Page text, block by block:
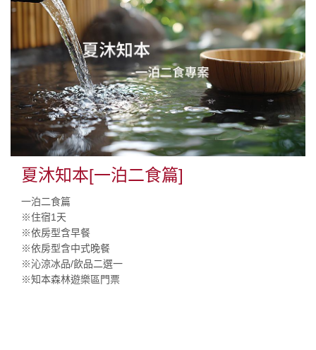
夏沐知本[一泊二食篇]
一泊二食篇
※住宿1天
※依房型含早餐
※依房型含中式晚餐
※沁涼冰品/飲品二選一
※知本森林遊樂區門票